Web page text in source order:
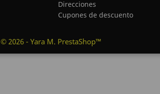
Direcciones
Cupones de descuento
© 2026 - Yara M. PrestaShop™